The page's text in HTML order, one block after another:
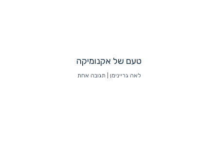
טעם של אקנומיקה
לאה גריינימן תגובה אחת